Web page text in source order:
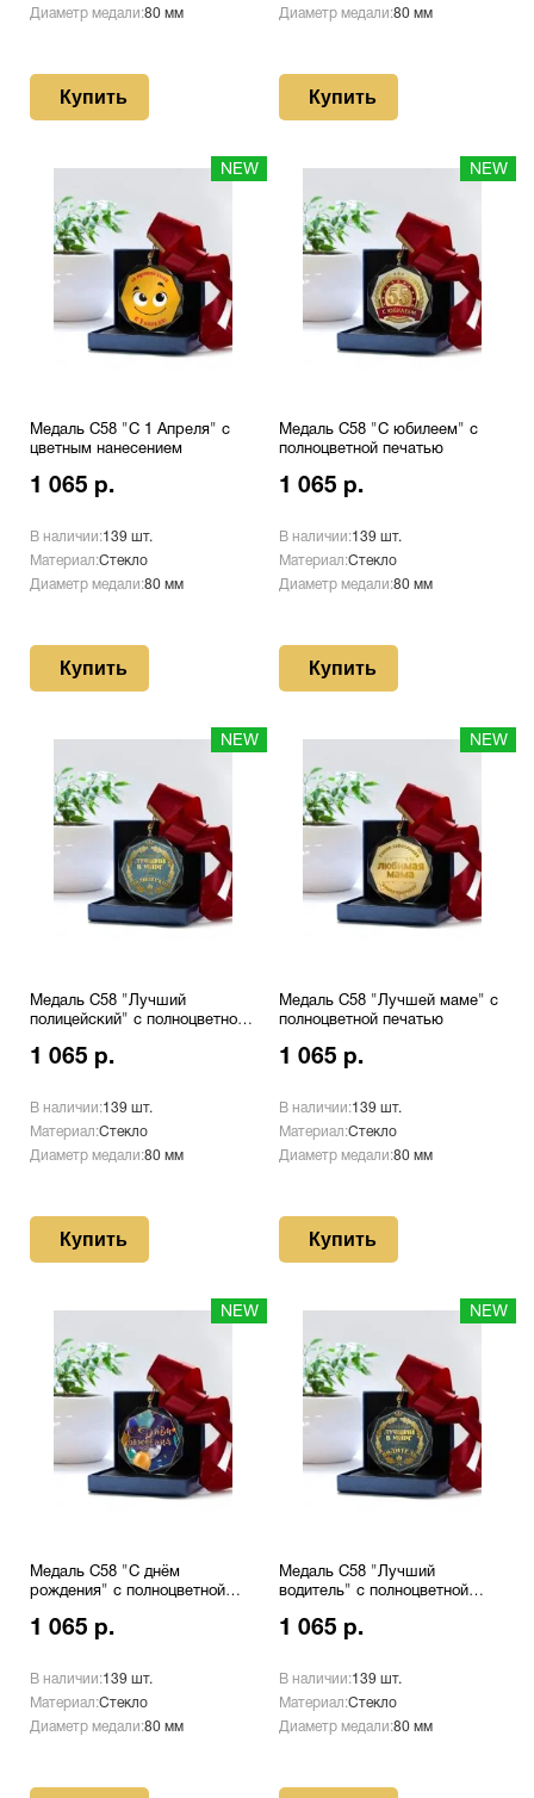
Диаметр медали:80 мм
Купить
Диаметр медали:80 мм
Купить
Медаль С58 "С 1 Апреля" с
цветным нанесением
1 065 р.
В наличии:139 шт.
Материал:Стекло
Диаметр медали:80 мм
Купить
NEW
Медаль С58 "С юбилеем" с
полноцветной печатью
1 065 р.
В наличии:139 шт.
Материал:Стекло
Диаметр медали:80 мм
Купить
NEW
Медаль С58 "Лучший
полицейский" с полноцветной
1 065 р.
В наличии:139 шт.
Материал:Стекло
Диаметр медали:80 мм
Купить
NEW
Медаль С58 "Лучшей маме" с
полноцветной печатью
1 065 р.
В наличии:139 шт.
Материал:Стекло
Диаметр медали:80 мм
Купить
NEW
Медаль С58 "С днём
рождения" с полноцветной
1 065 р.
В наличии:139 шт.
Материал:Стекло
Диаметр медали:80 мм
NEW
Медаль С58 "Лучший
водитель" с полноцветной
1 065 р.
В наличии:139 шт.
Материал:Стекло
Диаметр медали:80 мм
NEW